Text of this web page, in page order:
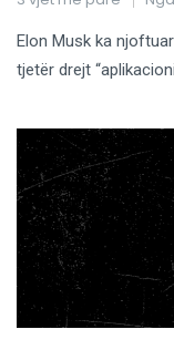
Elon Musk ka
tjetër drejt